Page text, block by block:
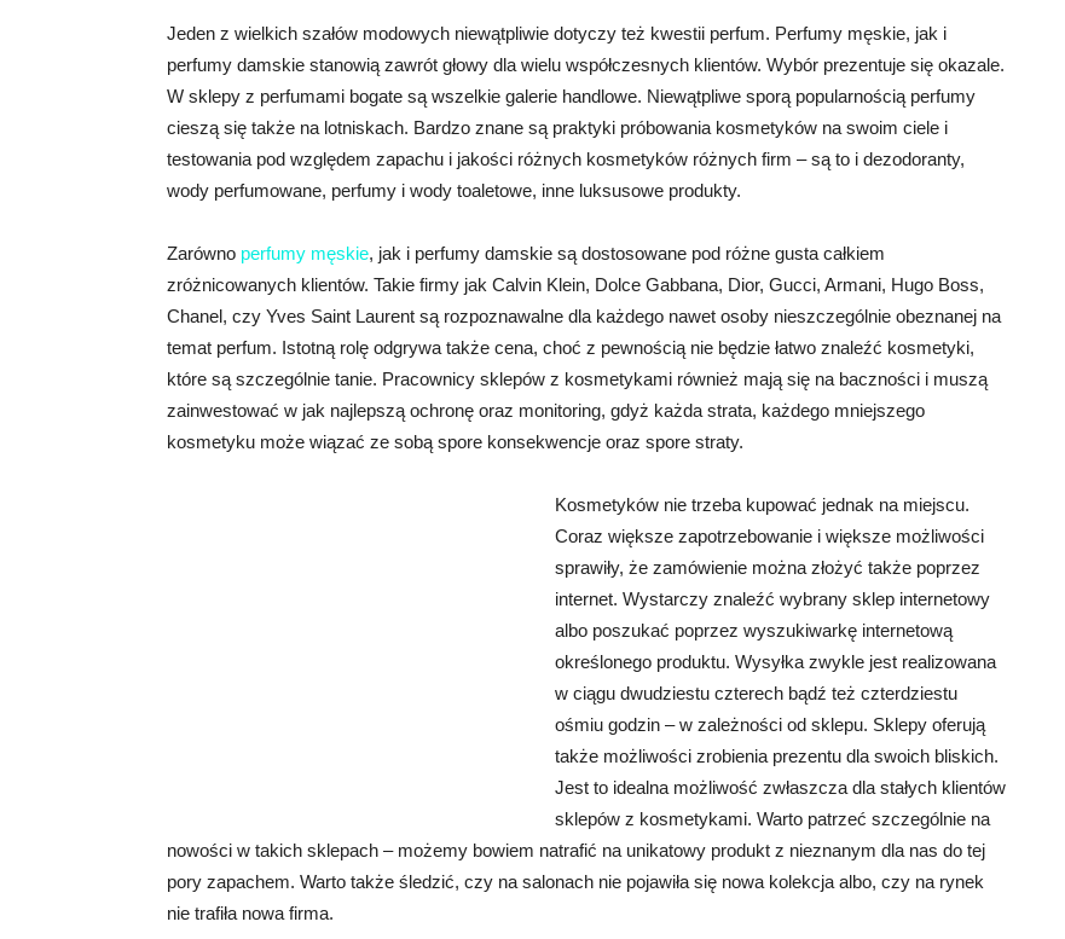
Jeden z wielkich szałów modowych niewątpliwie dotyczy też kwestii perfum. Perfumy męskie, jak i
perfumy damskie stanowią zawrót głowy dla wielu współczesnych klientów. Wybór prezentuje się okazale.
W sklepy z perfumami bogate są wszelkie galerie handlowe. Niewątpliwe sporą popularnością perfumy
cieszą się także na lotniskach. Bardzo znane są praktyki próbowania kosmetyków na swoim ciele i
testowania pod względem zapachu i jakości różnych kosmetyków różnych firm – są to i dezodoranty,
wody perfumowane, perfumy i wody toaletowe, inne luksusowe produkty.
Zarówno perfumy męskie, jak i perfumy damskie są dostosowane pod różne gusta całkiem
zróżnicowanych klientów. Takie firmy jak Calvin Klein, Dolce Gabbana, Dior, Gucci, Armani, Hugo Boss,
Chanel, czy Yves Saint Laurent są rozpoznawalne dla każdego nawet osoby nieszczególnie obeznanej na
temat perfum. Istotną rolę odgrywa także cena, choć z pewnością nie będzie łatwo znaleźć kosmetyki,
które są szczególnie tanie. Pracownicy sklepów z kosmetykami również mają się na baczności i muszą
zainwestować w jak najlepszą ochronę oraz monitoring, gdyż każda strata, każdego mniejszego
kosmetyku może wiązać ze sobą spore konsekwencje oraz spore straty.
Kosmetyków nie trzeba kupować jednak na miejscu.
Coraz większe zapotrzebowanie i większe możliwości
sprawiły, że zamówienie można złożyć także poprzez
internet. Wystarczy znaleźć wybrany sklep internetowy
albo poszukać poprzez wyszukiwarkę internetową
określonego produktu. Wysyłka zwykle jest realizowana
w ciągu dwudziestu czterech bądź też czterdziestu
ośmiu godzin – w zależności od sklepu. Sklepy oferują
także możliwości zrobienia prezentu dla swoich bliskich.
Jest to idealna możliwość zwłaszcza dla stałych klientów
sklepów z kosmetykami. Warto patrzeć szczególnie na
nowości w takich sklepach – możemy bowiem natrafić na unikatowy produkt z nieznanym dla nas do tej
pory zapachem. Warto także śledzić, czy na salonach nie pojawiła się nowa kolekcja albo, czy na rynek
nie trafiła nowa firma.